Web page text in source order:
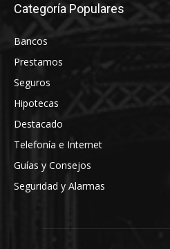
Categoría Populares
Bancos
Prestamos
Seguros
Hipotecas
Destacado
Telefonía e Internet
Guías y Consejos
Seguridad y Alarmas